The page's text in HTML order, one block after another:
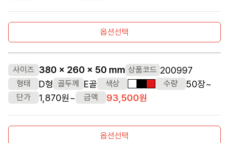
옵션선택
사이즈 380 x 260 x 50 mm 상품코드 200997
형태 D형 골두께 E골 색상 흰색검정색빨간색수량 50장~
단가 1,870원~ 금액 93,500원
옵션선택